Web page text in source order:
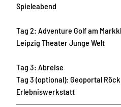
Spieleabend
Tag 2: Adventure Golf am
Leipzig Theater Junge Welt
Tag 3: Abreise
Tag 3 (optional): Geoportal
Erlebniswerkstatt